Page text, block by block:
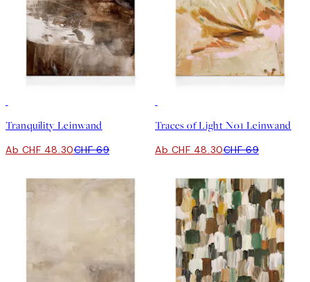
Tranquility Leinwand
Ab CHF 48.30CHF 69
Traces of Light No1 Leinwand
Ab CHF 48.30CHF 69